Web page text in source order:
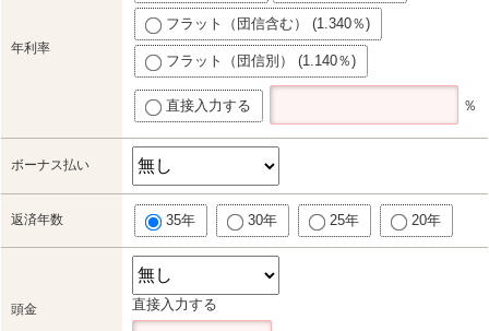
年利率
フラット（団信含む） (1.340％)
フラット（団信別） (1.140％)
直接入力する ％
ボーナス払い
返済年数 35年 30年 25年 20年
頭金 直接入力する